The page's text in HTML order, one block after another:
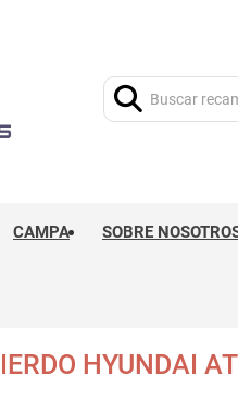
CAMPA SOBRE
HYUNDAI